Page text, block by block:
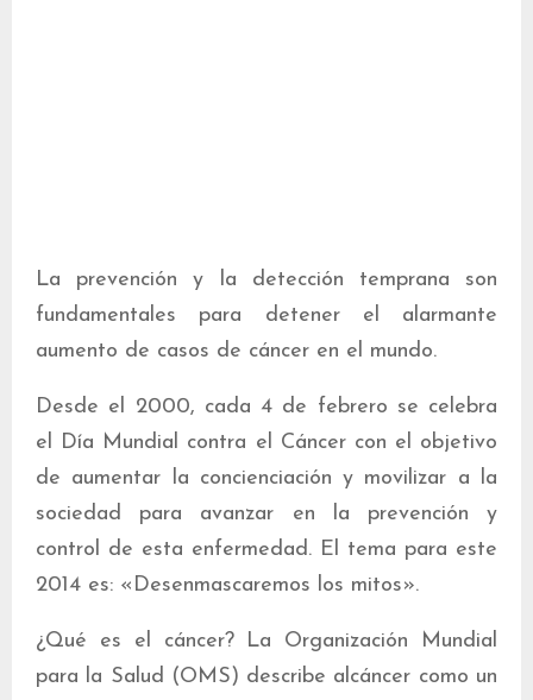
La prevención y la detección temprana son
fundamentales para detener el alarmante
aumento de casos de cáncer en el mundo.
Desde el 2000, cada 4 de febrero se celebra
el Día Mundial contra el Cáncer con el objetivo
de aumentar la concienciación y movilizar a la
sociedad para avanzar en la prevención y
control de esta enfermedad. El tema para este
2014 es: «Desenmascaremos los mitos».
¿Qué es el cáncer? La Organización Mundial
para la Salud (OMS) describe alcáncer como un